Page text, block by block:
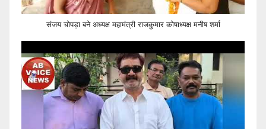
संजय चोपड़ा बने अध्यक्ष महामंत्री राजकुमार कोषाध्यक्ष मनीष शर्मा